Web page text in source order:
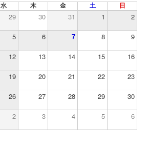
水 木 金 土 日
29 30 31 1 2
5 6 7 8 9
12 13 14 15 16
19 20 21 22 23
26 27 28 29 30
2 3 4 5 6